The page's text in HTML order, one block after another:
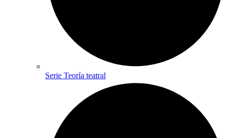
Serie Teoría teatral